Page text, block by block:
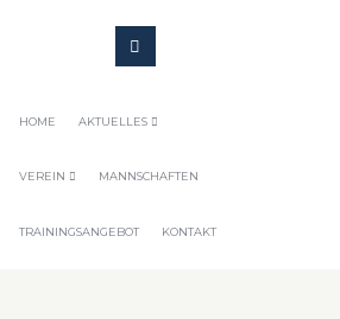
HOME AKTUELLES
VEREIN MANNSCHAFTEN
TRAININGSANGEBOT KONTAKT